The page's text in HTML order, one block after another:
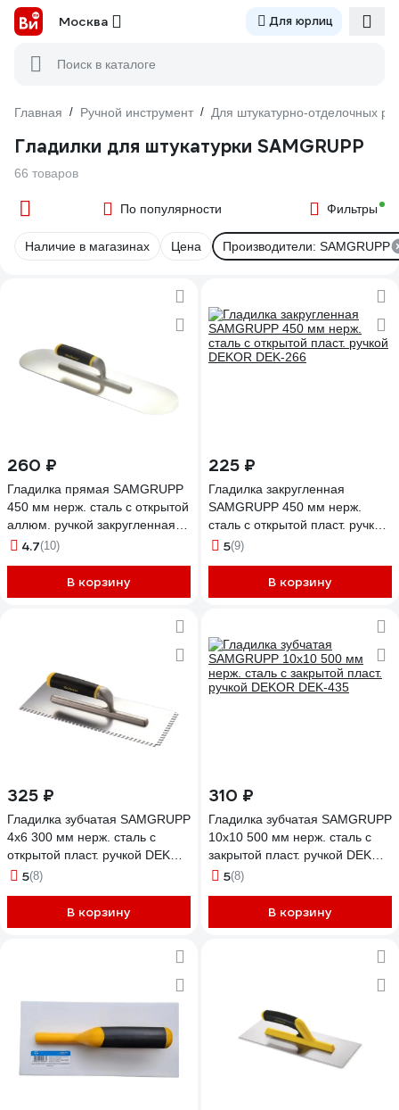
Москва Для юрлиц
Поиск в каталоге
Главная / Ручной инструмент / Для штукатурно-отделочных
Гладилки для штукатурки SAMGRUPP
66 товаров
По популярности Фильтры
Наличие в магазинах Цена Производители: SAMGRUPP
260 ₽
Гладилка прямая SAMGRUPP
450 мм нерж. сталь с открытой
аллюм. ручкой закругленная
для бассейнов DEKOR DEK-
4.7(10)
В корзину
225 ₽
Гладилка закругленная
SAMGRUPP 450 мм нерж.
сталь с открытой пласт. ручкой
DEKOR DEK-266
5(9)
В корзину
325 ₽
Гладилка зубчатая SAMGRUPP
4х6 300 мм нерж. сталь с
открытой пласт. ручкой DEKOR
DEK-518
5(8)
В корзину
310 ₽
Гладилка зубчатая SAMGRUPP
10х10 500 мм нерж. сталь c
закрытой пласт. ручкой DEKOR
DEK-435
5(8)
В корзину